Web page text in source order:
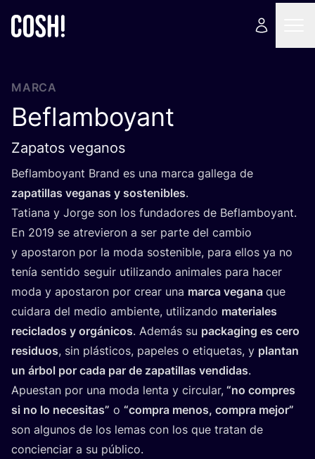
MARCA
Beflamboyant
Zapatos veganos
Beflam­bo­yant Brand es una mar­ca galle­ga de
zapa­ti­llas vega­nas y sos­te­ni­bles.
Tatia­na y Jor­ge son los fun­da­do­res de Beflam­bo­yant.
En 2019 se atre­vie­ron a ser par­te del cam­bio
y apos­ta­ron por la moda sos­te­ni­ble, para ellos ya no
tenía sen­ti­do seguir uti­li­zan­do ani­ma­les para hacer
moda y apos­ta­ron por crear una mar­ca vega­na que
cui­da­ra del medio ambien­te, uti­li­zan­do mate­ria­les
reci­cla­dos y orgá­ni­cos. Ade­más su pac­ka­ging es cero
resi­duos, sin plás­ti­cos, pape­les o eti­que­tas, y plan­tan
un árbol por cada par de zapa­ti­llas ven­di­das.
Apues­tan por una moda len­ta y cir­cu­lar, “no com­pres
si no lo nece­si­tas” o “com­pra menos, com­pra mejor”
son algu­nos de los lemas con los que tra­tan de
con­cien­ciar a su público.